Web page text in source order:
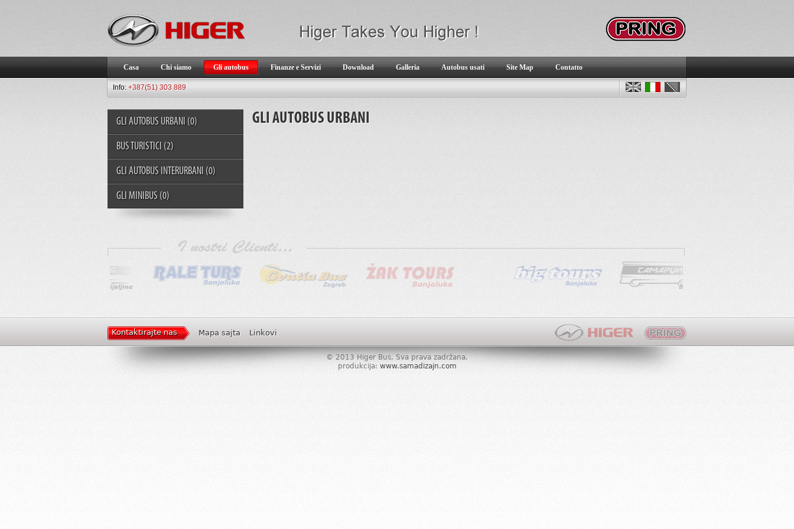
Casa Chi siamo Gli autobus Finanze e Servizi Download Galleria Autobus usati Site Map Contatto
Info: +387(51) 303 889
GLI AUTOBUS URBANI (0)
BUS TURISTICI (2)
GLI AUTOBUS INTERURBANI (0)
GLI MINIBUS (0)
GLI AUTOBUS URBANI
Kontaktirajte nas Mapa sajta Linkovi
© 2013 Higer Bus, Sva prava zadržana.
produkcija: www.samadizajn.com